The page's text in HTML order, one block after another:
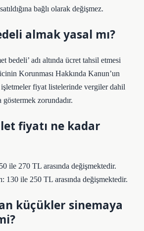
bağlı olarak değişmez.
almak yasal mı?
bedeli’ adı altında ücret tahsil etmesi
Korunması Hakkında Kanun’un
fiyat listelerinde vergiler dahil
göstermek zorundadır.
fiyatı ne kadar
ile 270 TL arasında değişmektedir.
130 ile 250 TL arasında değişmektedir.
küçükler sinemaya